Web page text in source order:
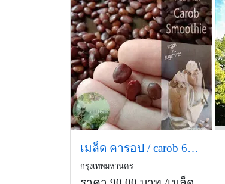
เมล็ด คารอป / carob 6เมล็ด 90บาท
กรุงเทพมหานคร